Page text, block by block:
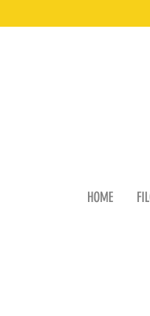
HOME